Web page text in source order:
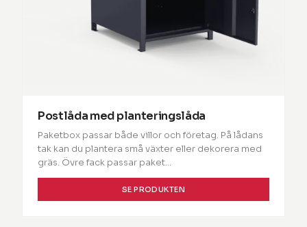
Postlåda med planteringslåda
Paketbox passar både villor och företag. På lådans
tak kan du plantera små växter eller dekorera med
gräs. Övre fack passar paket…
SE PRODUKTEN